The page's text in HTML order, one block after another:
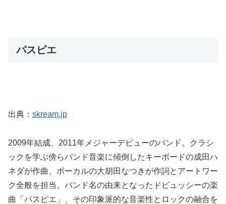
パスピエ
出典： skream.jp
2009年結成、2011年メジャーデビューのバンド。クラシ
ックを学ぶ傍らバンド音楽に傾倒したキーボードの成田ハ
ネダが作曲、ボーカルの大胡田なつきが作詞とアートワー
ク全般を担当。バンド名の由来となったドビュッシーの楽
曲「パスピエ」、その印象派的な音楽性とロックの融合を